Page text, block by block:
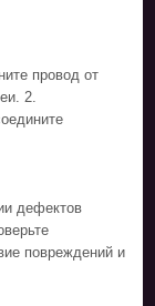
провод от
2.
дефектов
повреждений и